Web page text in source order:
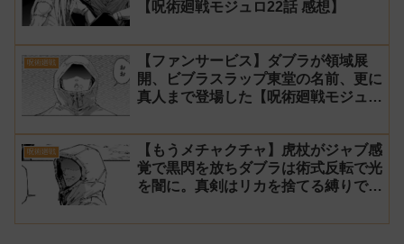
【呪術廻戦モジュロ22話 感想】
呪術廻戦
【ファンサービス】ダブラが領域展
開、ビブラスラップ東堂の名前、更に
真人まで登場した【呪術廻戦モジュロ
呪術廻戦
【もうメチャクチャ】虎杖がジャブ感
覚で黒閃を放ちダブラは術式反転で光
を闇に。真剣はリカを捨てる縛りでマ
想】